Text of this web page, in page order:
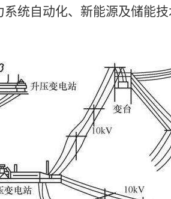
统自动化、新能源及储能